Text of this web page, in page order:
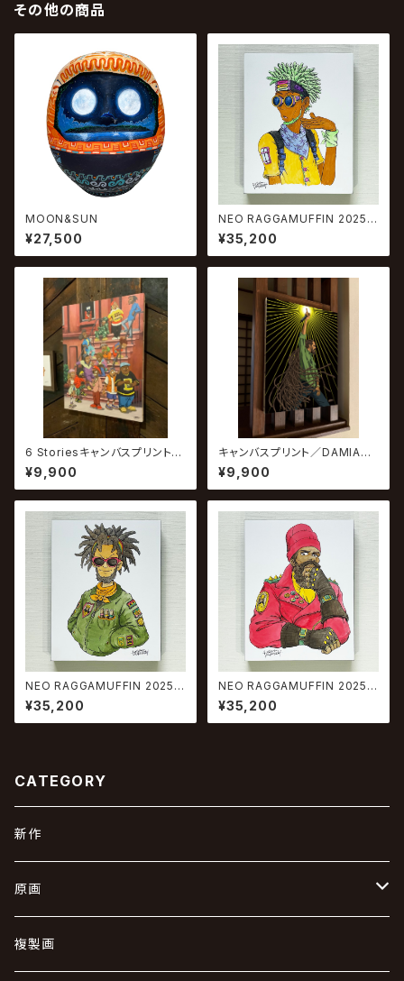
その他の商品
MOON&SUN
¥27,500
NEO RAGGAMUFFIN 2025 #
10
¥35,200
6 Storiesキャンバスプリント／
Hey Ya
¥9,900
キャンバスプリント／DAMIAN
MARLEY #2
¥9,900
NEO RAGGAMUFFIN 2025 #
14
¥35,200
NEO RAGGAMUFFIN 2025 #
15
¥35,200
CATEGORY
新作
原画
キャンバス
複製画